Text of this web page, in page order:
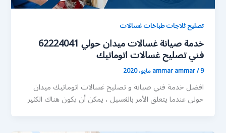
تصليح ثلاجات طباخات غسالات
خدمة صيانة غسالات ميدان حولي 62224041
فني تصليح غسالات اتوماتيك
ammar ammar/9 مايو، 2020
افضل خدمة فني صيانة و تصليح غسالات اتوماتيك ميدان
حولي عندما يتعلق الأمر بالغسيل ، يمكن أن يكون هناك الكثير